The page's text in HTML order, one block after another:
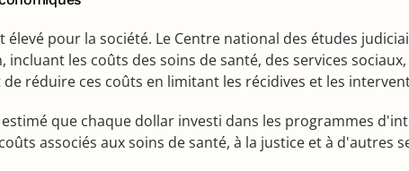
pour la société. Le Centre national des études
incluant les coûts des soins de santé, des services
réduire ces coûts en limitant les récidives et les
que chaque dollar investi dans les programmes
associés aux soins de santé, à la justice et à d'autres